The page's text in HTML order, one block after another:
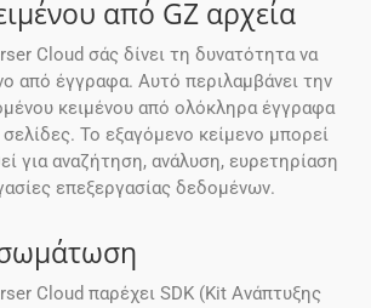
από GZ αρχεία
Cloud σάς δίνει τη δυνατότητα να
από έγγραφα. Αυτό περιλαμβάνει την
κειμένου από ολόκληρα έγγραφα
Το εξαγόμενο κείμενο μπορεί
για αναζήτηση, ανάλυση, ευρετηρίαση
επεξεργασίας δεδομένων.
Cloud παρέχει SDK (Kit Ανάπτυξης